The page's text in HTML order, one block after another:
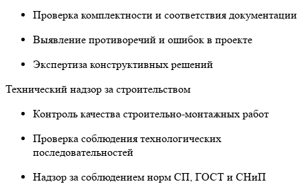
Проверка комплектности и соответствия документации
Выявление противоречий и ошибок в проекте
Экспертиза конструктивных решений
Технический надзор за строительством
Контроль качества строительно-монтажных работ
Проверка соблюдения технологических
последовательностей
Надзор за соблюдением норм СП, ГОСТ и СНиП